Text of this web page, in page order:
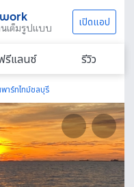
นเต็มรูปแบบ เปิดแอป
รีแลนซ์ รีวิว
าร์ทไทม์ชลบุรี